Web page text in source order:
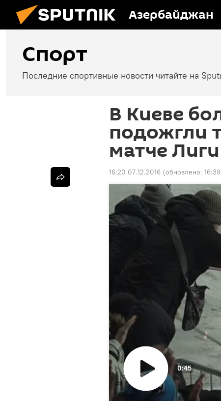
Азербайджан
Спорт
Последние спортивные новости читайте на
В Киеве
подожгли
матче
16:20 07.12.2016 (обновлено:
0:45